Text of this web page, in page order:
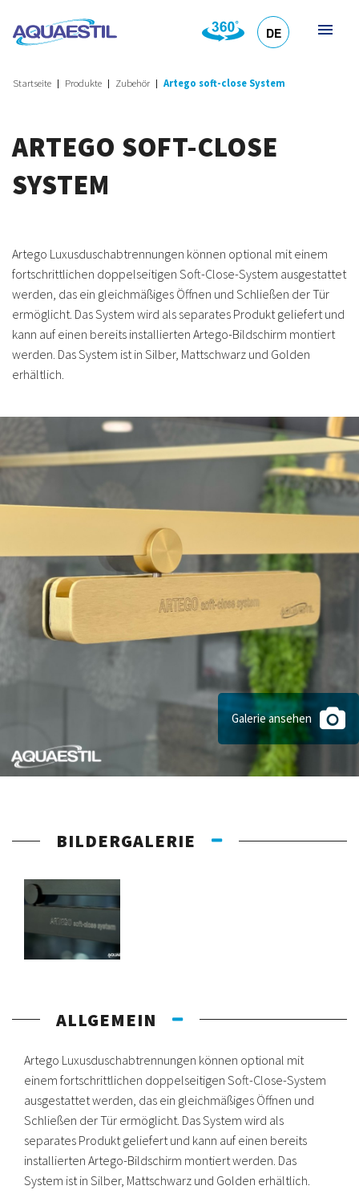
DE
Startseite Produkte Zubehör Artego soft-close System
ARTEGO SOFT-CLOSE
SYSTEM
Artego Luxusduschabtrennungen können optional mit einem
fortschrittlichen doppelseitigen Soft-Close-System ausgestattet
werden, das ein gleichmäßiges Öffnen und Schließen der Tür
ermöglicht. Das System wird als separates Produkt geliefert und
kann auf einen bereits installierten Artego-Bildschirm montiert
werden. Das System ist in Silber, Mattschwarz und Golden
erhältlich.
Galerie ansehen
BILDERGALERIE
ALLGEMEIN
Artego Luxusduschabtrennungen können optional mit
einem fortschrittlichen doppelseitigen Soft-Close-System
ausgestattet werden, das ein gleichmäßiges Öffnen und
Schließen der Tür ermöglicht. Das System wird als
separates Produkt geliefert und kann auf einen bereits
installierten Artego-Bildschirm montiert werden. Das
System ist in Silber, Mattschwarz und Golden erhältlich.